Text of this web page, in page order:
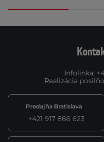
Infolinka:
Realizácia
Predajňa Bratislava
+421 917 866 623